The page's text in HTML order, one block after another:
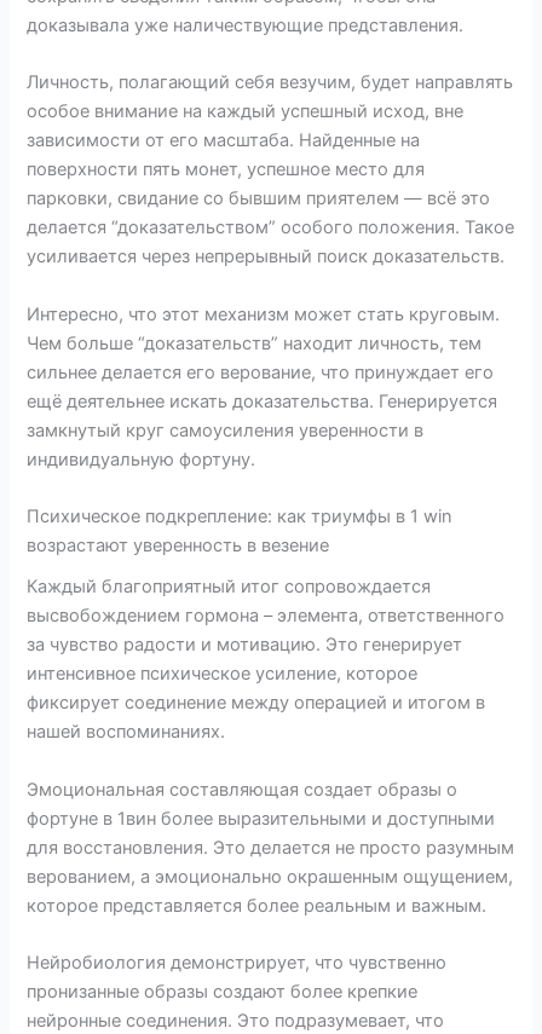
доказывала уже наличествующие представления.
Личность, полагающий себя везучим, будет направлять
особое внимание на каждый успешный исход, вне
зависимости от его масштаба. Найденные на
поверхности пять монет, успешное место для
парковки, свидание со бывшим приятелем — всё это
делается “доказательством” особого положения. Такое
усиливается через непрерывный поиск доказательств.
Интересно, что этот механизм может стать круговым.
Чем больше “доказательств” находит личность, тем
сильнее делается его верование, что принуждает его
ещё деятельнее искать доказательства. Генерируется
замкнутый круг самоусиления уверенности в
индивидуальную фортуну.
Психическое подкрепление: как триумфы в 1 win
возрастают уверенность в везение
Каждый благоприятный итог сопровождается
высвобождением гормона – элемента, ответственного
за чувство радости и мотивацию. Это генерирует
интенсивное психическое усиление, которое
фиксирует соединение между операцией и итогом в
нашей воспоминаниях.
Эмоциональная составляющая создает образы о
фортуне в 1вин более выразительными и доступными
для восстановления. Это делается не просто разумным
верованием, а эмоционально окрашенным ощущением,
которое представляется более реальным и важным.
Нейробиология демонстрирует, что чувственно
пронизанные образы создают более крепкие
нейронные соединения. Это подразумевает, что